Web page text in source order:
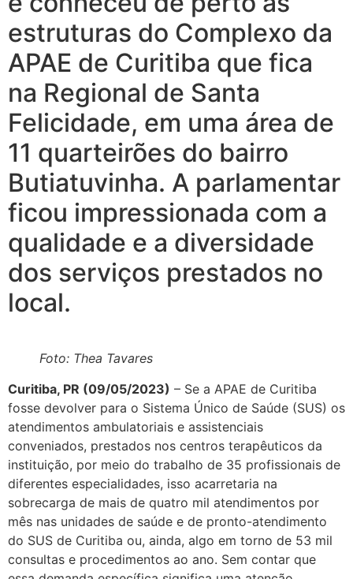
estruturas do Complexo da
APAE de Curitiba que fica
na Regional de Santa
Felicidade, em uma área de
11 quarteirões do bairro
Butiatuvinha. A parlamentar
ficou impressionada com a
qualidade e a diversidade
dos serviços prestados no
local.
Foto: Thea Tavares
Curitiba, PR (09/05/2023) – Se a APAE de Curitiba
fosse devolver para o Sistema Único de Saúde (SUS) os
atendimentos ambulatoriais e assistenciais
conveniados, prestados nos centros terapêuticos da
instituição, por meio do trabalho de 35 profissionais de
diferentes especialidades, isso acarretaria na
sobrecarga de mais de quatro mil atendimentos por
mês nas unidades de saúde e de pronto-atendimento
do SUS de Curitiba ou, ainda, algo em torno de 53 mil
consultas e procedimentos ao ano. Sem contar que